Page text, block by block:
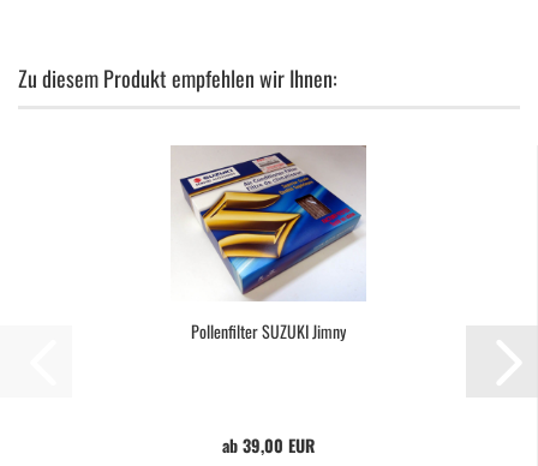
Zu diesem Produkt empfehlen wir Ihnen:
Pollenfilter SUZUKI Jimny
ab 39,00 EUR